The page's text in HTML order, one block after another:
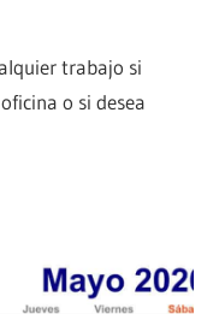
trabajo si
o si desea